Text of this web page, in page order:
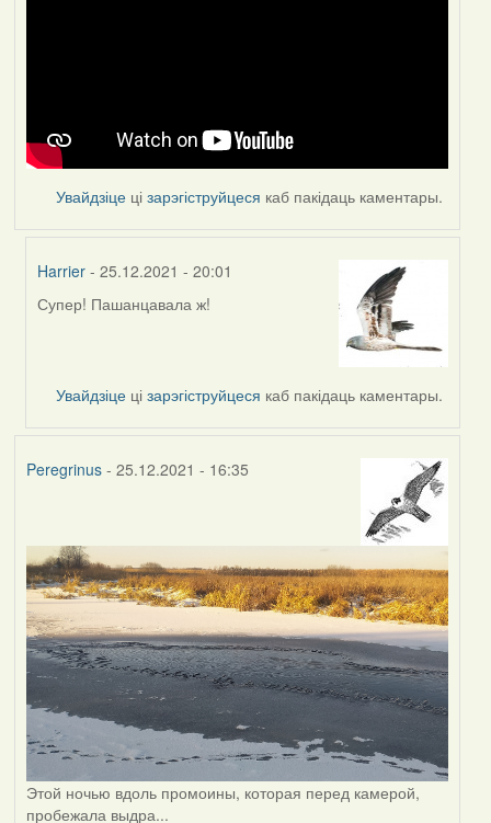
Увайдзіце цізарэгіструйцеся каб пакідаць каментары.
Harrier - 25.12.2021 - 20:01
In
Feather
Супер! Пашанцавала ж!
Увайдзіце цізарэгіструйцеся каб пакідаць каментары.
Peregrinus- 25.12.2021 - 16:35
Этой ночью вдоль промоины, которая перед камерой,
пробежала выдра...